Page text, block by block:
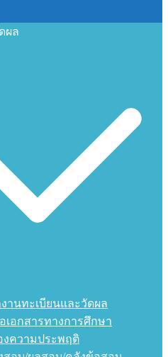
ผล
านทะเบียนและวัดผล
อกสารทางการศึกษา
งความประพฤติ